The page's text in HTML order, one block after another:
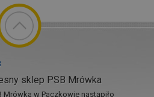
sklep PSB Mrówka
w Paczkowie nastąpiło